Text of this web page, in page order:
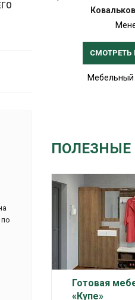
ПОЛЕЗНЫЕ
Готовая
«Купе»